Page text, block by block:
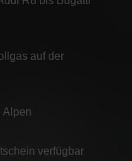
auf der
Alpen
verfügbar